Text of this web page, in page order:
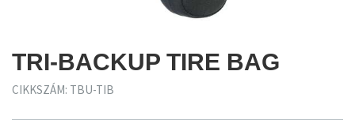
TRI-BACKUP TIRE BAG
CIKKSZÁM: TBU-TIB